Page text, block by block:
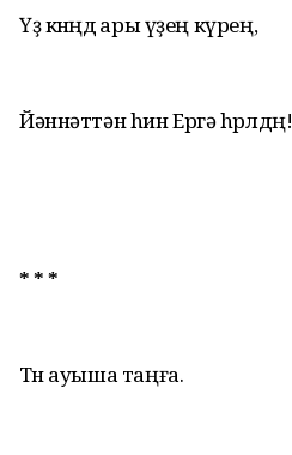
Үҙ көнөңдө ары үҙең күрең,
Йәннәттән hин Ергә hөрөлдөң!
* * *
Төн ауыша таңға.